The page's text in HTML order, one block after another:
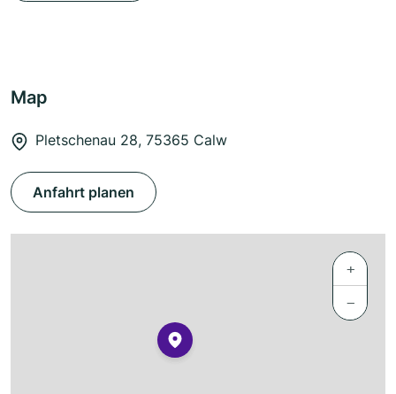
Map
Pletschenau 28, 75365 Calw
Anfahrt planen
+
−